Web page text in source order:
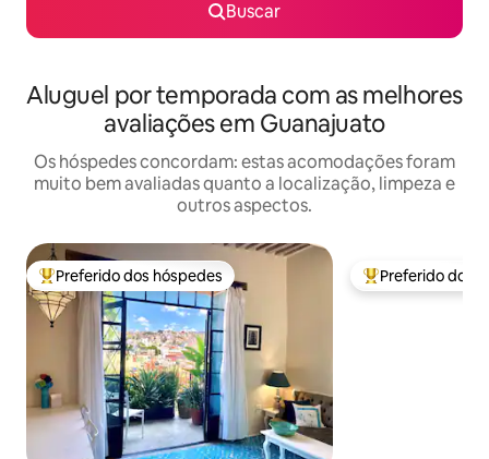
Buscar
Aluguel por temporada com as melhores
avaliações em Guanajuato
Os hóspedes concordam: estas acomodações foram
muito bem avaliadas quanto a localização, limpeza e
outros aspectos.
Entre os melhores preferidos dos hóspedes
Preferido dos hóspedes Entre os
Preferido dos